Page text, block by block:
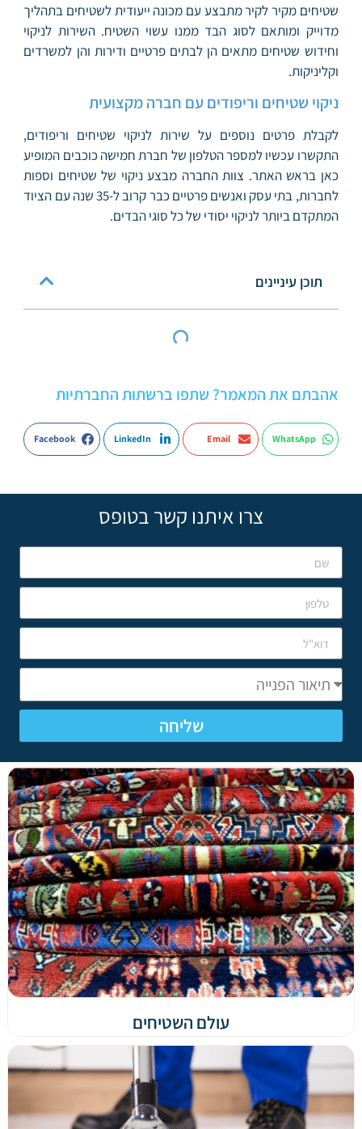
שטיחים מקיר לקיר מתבצע עם מכונה ייעודית לשטיחים בתהליך
מדוייק ומותאם לסוג הבד ממנו עשוי השטיח. השירות לניקוי
וחידוש שטיחים מתאים הן לבתים פרטיים ודירות והן למשרדים
וקליניקות.
ניקוי שטיחים וריפודים עם חברה מקצועית
לקבלת פרטים נוספים על שירות לניקוי שטיחים וריפודים,
התקשרו עכשיו למספר הטלפון של חברת חמישה כוכבים המופיע
כאן בראש האתר. צוות החברה מבצע ניקוי של שטיחים וספות
לחברות, בתי עסק ואנשים פרטיים כבר קרוב ל-35 שנה עם הציוד
המתקדם ביותר לניקוי יסודי של כל סוגי הבדים.
תוכן עיניינים
אהבתם את המאמר? שתפו ברשתות החברתיות
WhatsApp
Email
LinkedIn
Facebook
צרו איתנו קשר בטופס
שליחה
עולם השטיחים